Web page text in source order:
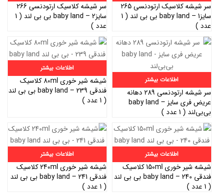
سر شیشه کلاسیک ارتودنسی 265
سایز1 – baby land بی بی لند ( 1
عدد )
سر شیشه کلاسیک ارتودنسی 266
سایز2 – baby land بی بی لند ( 1
عدد )
اطلاعات بیشتر
سر شیشه ارتودنسی 289 دهانه
عریض فری سایز – baby land
بی‌بی‌لند ( 1 عدد )
اطلاعات بیشتر
شیشه شیر خوری 80ml کلاسیک
فندقی 239 – baby land بی بی لند
( 1 عدد )
اطلاعات بیشتر
شیشه شیر خوری 150ml کلاسیک
فندقی 240 – baby land بی بی لند
( 1 عدد )
اطلاعات بیشتر
شیشه شیر خوری 240ml کلاسیک
فندقی 241 – baby land بی بی لند
( 1 عدد )